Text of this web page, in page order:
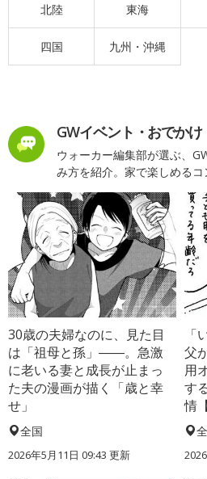
北陸 東海
四国 九州・沖縄
GWイベント・おでかけ
ウォーカー編集部が選ぶ、
み方を紹介。家で楽しめるコ
30歳の夫婦なのに、見た目
は「祖母と孫」――。急激
に老いる妻と成長が止まっ
た夫の漫画が描く「歳と幸
せ」
全国
2026年5月11日 09:43 更新
父
用
す
情